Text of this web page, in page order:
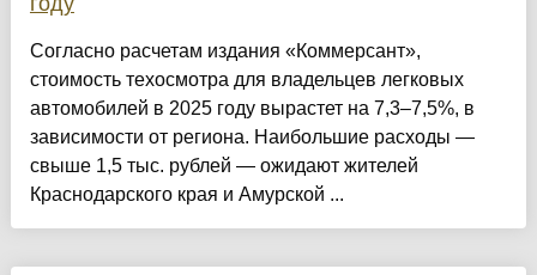
Согласно расчетам издания «Коммерсант»,
стоимость техосмотра для владельцев легковых
автомобилей в 2025 году вырастет на 7,3–7,5%, в
зависимости от региона. Наибольшие расходы —
свыше 1,5 тыс. рублей — ожидают жителей
Краснодарского края и Амурской ...